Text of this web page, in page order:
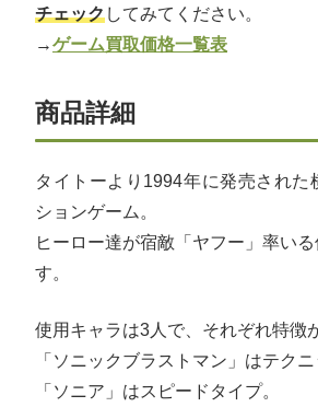
チェックしてみてください。
→ゲーム買取価格一覧表
商品詳細
タイトーより1994年に発売された
ションゲーム。
ヒーロー達が宿敵「ヤフー」率い
す。
使用キャラは3人で、それぞれ特徴
「ソニックブラストマン」はテクニ
「ソニア」はスピードタイプ。